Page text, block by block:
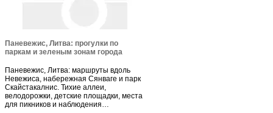
Паневежис, Литва: прогулки по
паркам и зеленым зонам города
Паневежис, Литва: маршруты вдоль
Невежиса, набережная Сянваге и парк
Скайстакалнис. Тихие аллеи,
велодорожки, детские площадки, места
для пикников и наблюдения…